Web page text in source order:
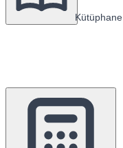
Kütüphane